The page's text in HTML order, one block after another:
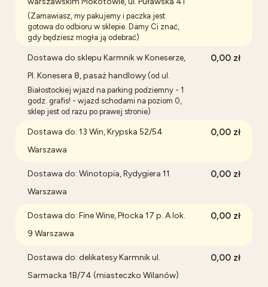
(Zamawiasz, my pakujemy i paczka jest
gotowa do odbioru w sklepie. Damy Ci znać,
gdy będziesz mogła ją odebrać)
Dostawa do sklepu Karmnik w Koneserze,
Pl. Konesera 8, pasaż handlowy (od ul.
Białostockiej wjazd na parking podziemny - 1
godz. grafis! - wjazd schodami na poziom 0,
sklep jest od razu po prawej stronie)
0,00 zł
Dostawa do: 13 Win, Krypska 52/54
Warszawa
0,00 zł
Dostawa do: Winotopia, Rydygiera 11
Warszawa
0,00 zł
Dostawa do: Fine Wine, Płocka 17 p. A lok.
9 Warszawa
0,00 zł
Dostawa do: delikatesy Karmnik ul.
Sarmacka 1B/74 (miasteczko Wilanów)
0,00 zł